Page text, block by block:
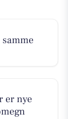
er nye